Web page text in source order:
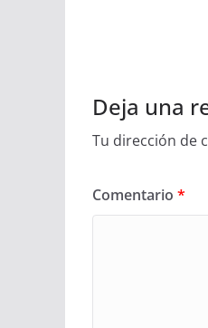
Deja una
Tu dirección de
Comentario *